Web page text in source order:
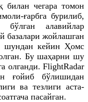
билан чегара томон
ғарбга бурилиб,
бўлган алавийлар
базалари жойлашган
шундан кейин Ҳомс
Бу шаҳарни шу
олганди. FlightRadar
ғойиб бўлишидан
ва тезлиги аста-
пасайган.